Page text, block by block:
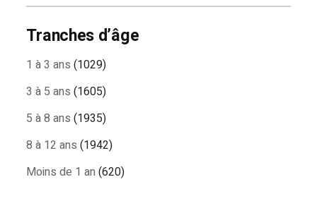
Tranches d’âge
1 à 3 ans (1029)
3 à 5 ans (1605)
5 à 8 ans (1935)
8 à 12 ans (1942)
Moins de 1 an (620)